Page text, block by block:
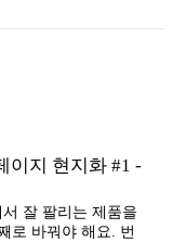
이지 현지화 #1 -
잘 팔리는 제품을
로 바꿔야 해요. 번